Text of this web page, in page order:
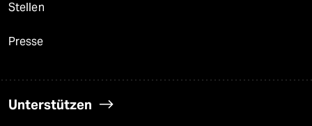
Stellen
Presse
Unterstützen